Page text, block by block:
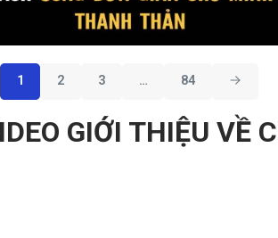
1 2 3 … 84
GIỚI THIỆU VỀ